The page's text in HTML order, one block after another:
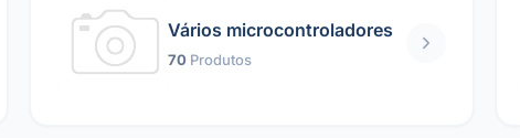
Vários microcontroladores
70 Produtos